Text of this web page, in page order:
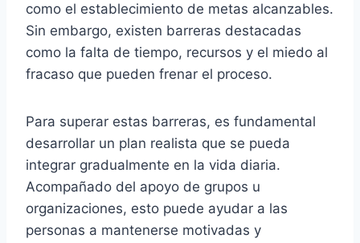
como el establecimiento de metas alcanzables.
Sin embargo, existen barreras destacadas
como la falta de tiempo, recursos y el miedo al
fracaso que pueden frenar el proceso.
Para superar estas barreras, es fundamental
desarrollar un plan realista que se pueda
integrar gradualmente en la vida diaria.
Acompañado del apoyo de grupos u
organizaciones, esto puede ayudar a las
personas a mantenerse motivadas y